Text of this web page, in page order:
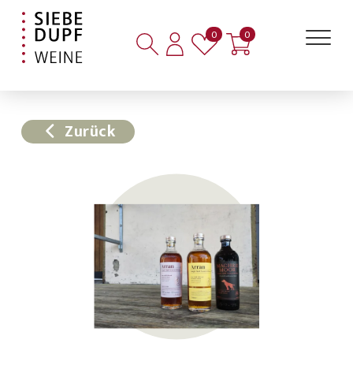
0Artikel auf der Merkliste
0Artikel im Warenkorb
Zurück